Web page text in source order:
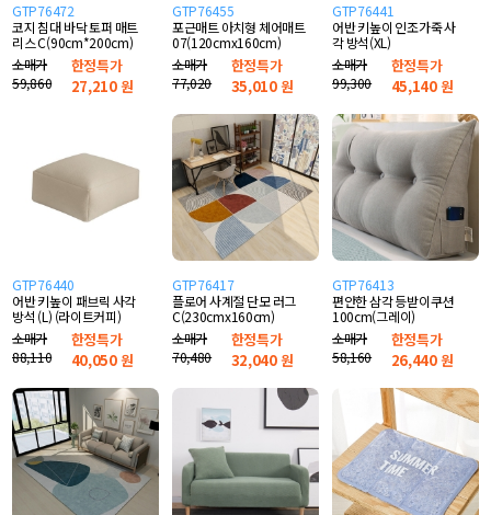
GTP76472
코지 침대 바닥 토퍼 매트
리스 C(90cm*200cm)
소매가
59,860
한정특가
27,210원
GTP76455
포근매트 아치형 체어매트
07(120cmx160cm)
소매가
77,020
한정특가
35,010원
GTP76441
어반 키높이 인조가죽 사
각 방석(XL)
소매가
99,300
한정특가
45,140원
GTP76440
어반 키높이 패브릭 사각
방석 (L) (라이트커피)
소매가
88,110
한정특가
40,050원
GTP76417
플로어 사계절 단모 러그
C(230cmx160cm)
소매가
70,480
한정특가
32,040원
GTP76413
편안한 삼각 등받이쿠션
100cm(그레이)
소매가
58,160
한정특가
26,440원